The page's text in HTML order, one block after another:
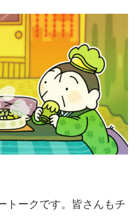
トークです。皆さんもチ